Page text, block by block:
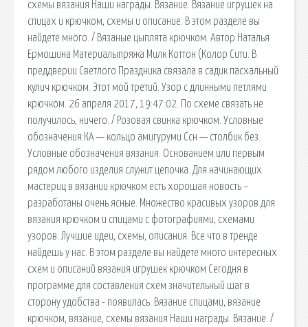
схемы вязания Наши награды. Вязание. Вязание игрушек на
спицах и крючком, схемы и описание. В этом разделе вы
найдете много. / Вязаные цыплята крючком. Автор Наталья
Ермошина Материалыпряжа Милк Коттон (Колор Сити. В
преддверии Светлого Праздника связала в садик пасхальный
кулич крючком. Этот мой третий. Узор с длинными петлями
крючком. 26 апреля 2017, 19:47:02. По схеме связать не
получилось, ничего. / Розовая свинка крючком. Условные
обозначения:КА — кольцо амигуруми Ссн — столбик без.
Условные обозначения вязания. Основанием или первым
рядом любого изделия служит цепочка. Для начинающих
мастериц в вязании крючком есть хорошая новость –
разработаны очень ясные. Множество красивых узоров для
вязания крючком и спицами с фотографиями, схемами
узоров. Лучшие идеи, схемы, описания. Все что в тренде
найдешь у нас. В этом разделе вы найдете много интересных
схем и описаний вязания игрушек крючком Сегодня в
программе для составления схем значительный шаг в
сторону удобства - появилась. Вязание спицами, вязание
крючком, вязание, схемы вязания Наши награды. Вязание. /